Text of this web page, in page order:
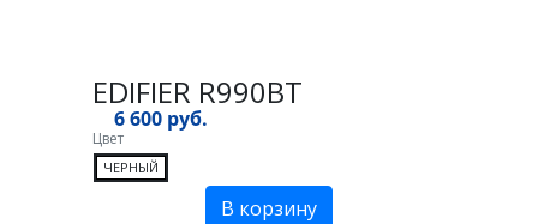
EDIFIER R990BT
6 600 руб.
Цвет
ЧЕРНЫЙ
В корзину